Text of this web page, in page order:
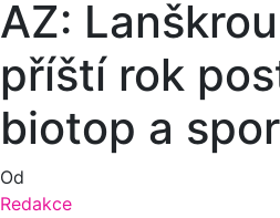
AZ:
příští rok
biotop a
Od
Redakce